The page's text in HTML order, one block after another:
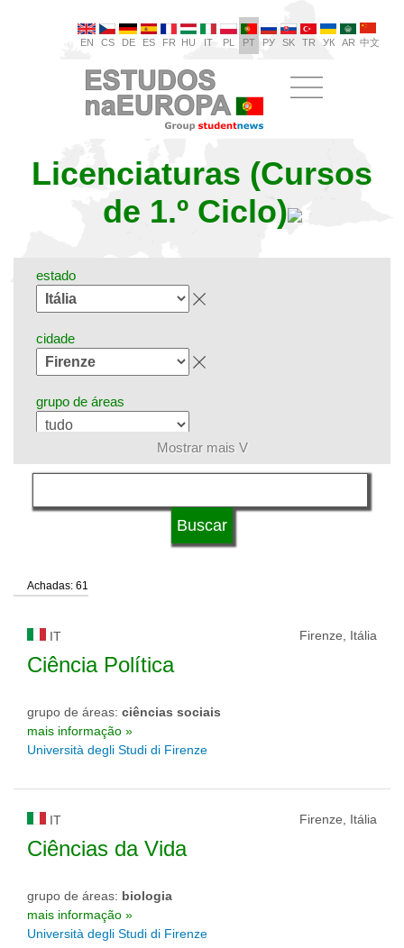
EN CS DE ES FR HU IT PL PT РУ SK TR УК AR 中文
Licenciaturas (Cursos
de 1.º Ciclo)
estado
cidade
grupo de áreas
língua
status de universidade
Mostrar mais V
Achadas: 61
IT Firenze, Itália
Ciência Política
grupo de áreas: ciências sociais
mais informação »
Università degli Studi di Firenze
IT Firenze, Itália
Ciências da Vida
grupo de áreas: biologia
mais informação »
Università degli Studi di Firenze